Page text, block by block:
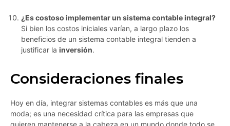
¿Es costoso implementar un sistema contable integral?
Si bien los costos iniciales varían, a largo plazo los
beneficios de un sistema contable integral tienden a
justificar la inversión.
Consideraciones finales
Hoy en día, integrar sistemas contables es más que una
moda; es una necesidad crítica para las empresas que